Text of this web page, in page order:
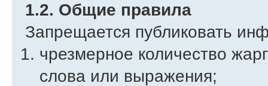
1.2. Общие правила
Запрещается публиковать
чрезмерное количество
слова или выражения;